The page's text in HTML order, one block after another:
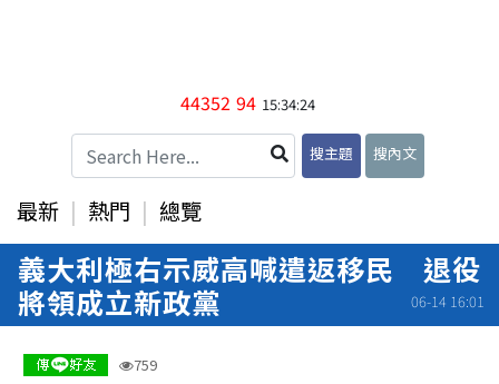
44352 94 15:34:24
搜主題 搜內文
最新 熱門 總覽
義大利極右示威高喊遣返移民 退役
將領成立新政黨
06-14 16:01
759